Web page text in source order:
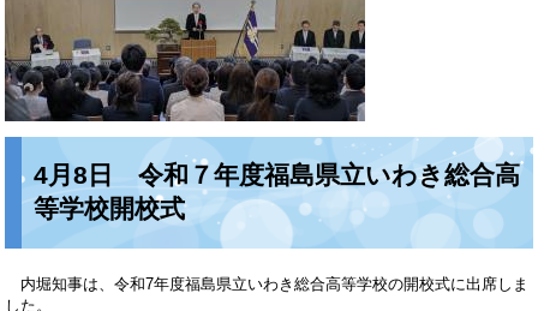
4月8日 令和７年度福島県立いわき総合高
等学校開校式
内堀知事は、令和7年度福島県立いわき総合高等学校の開校式に出席しま
した。